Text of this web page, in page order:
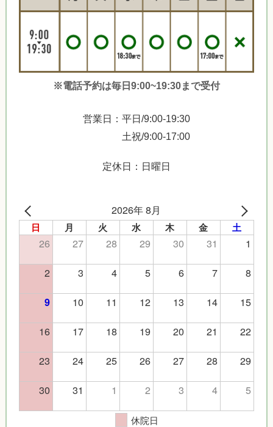
※電話予約は毎日9:00~19:30まで受付
営業日：平日/9:00-19:30
土祝/9:00-17:00
定休日：日曜日
2026年 8月
日 月 火 水 木 金 土
26 27 28 29 30 31
1
2
3 4 5 6 7 8
9 10 11 12 13 14
15
16
17 18 19 20 21
22
23
24 25 26 27 28
29
30
31 1 2 3 4 5
休院日